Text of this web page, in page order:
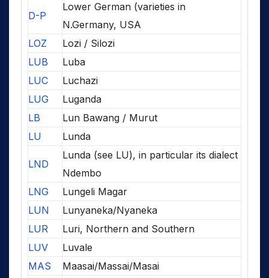
D-P
Lower German (varieties in
N.Germany, USA
LOZ
Lozi / Silozi
LUB
Luba
LUC
Luchazi
LUG
Luganda
LB
Lun Bawang / Murut
LU
Lunda
LND
Lunda (see LU), in particular its dialect
Ndembo
LNG
Lungeli Magar
LUN
Lunyaneka/Nyaneka
LUR
Luri, Northern and Southern
LUV
Luvale
MAS
Maasai/Massai/Masai